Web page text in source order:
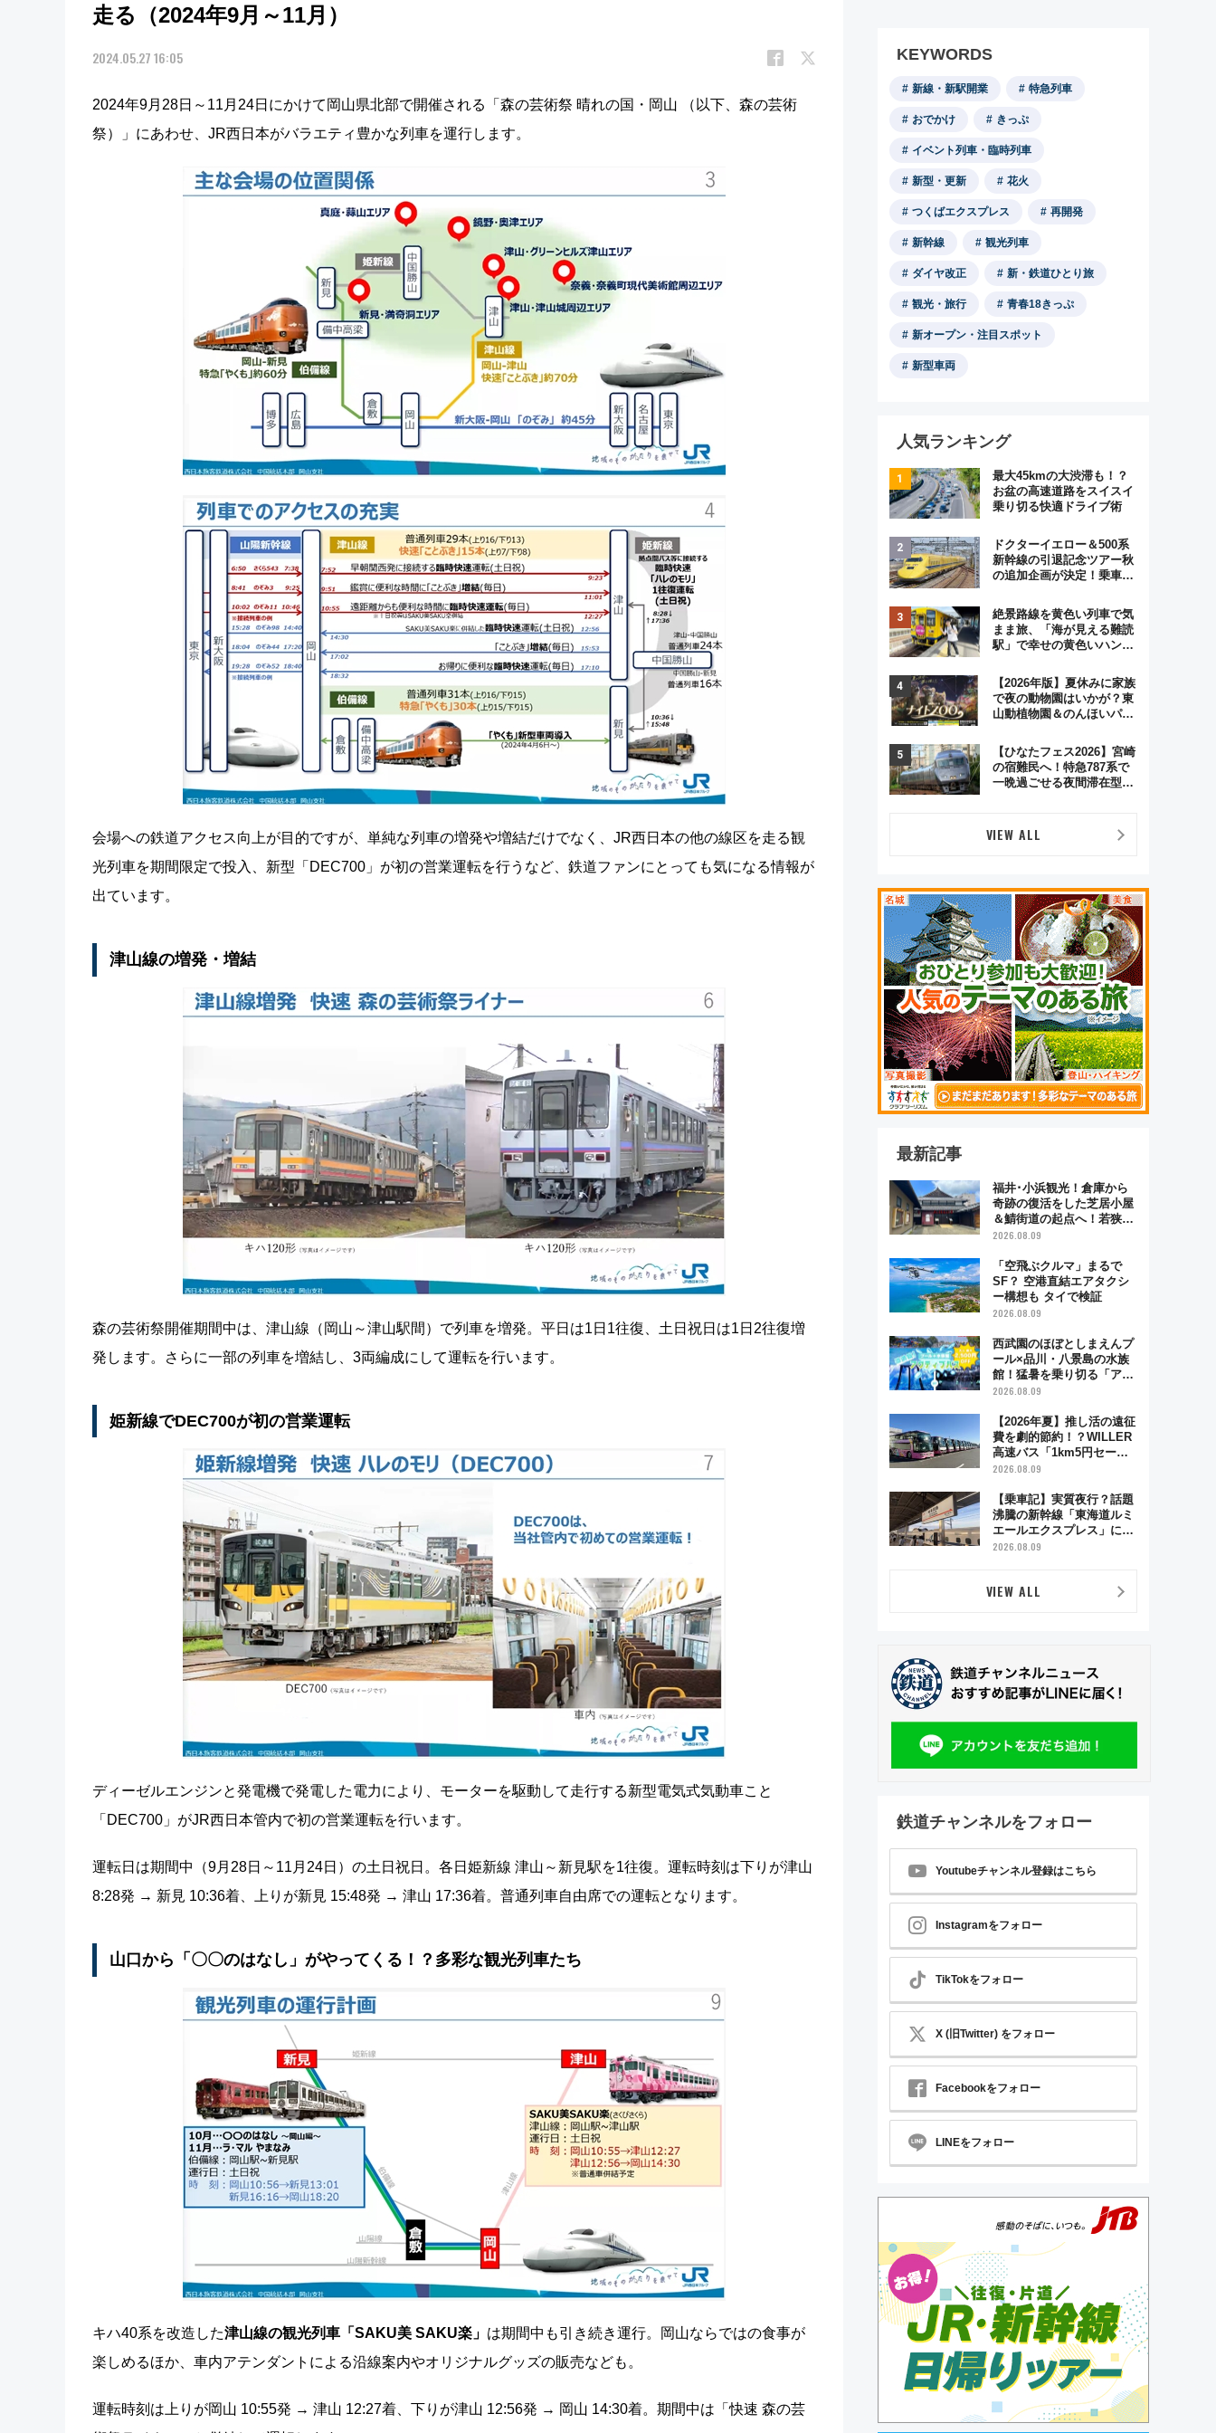
走る（2024年9月～11月）
2024.05.27 16:05
2024年9月28日～11月24日にかけて岡山県北部で開催される「森の芸術祭 晴れの国・岡山 （以下、森の芸術
祭）」にあわせ、JR西日本がバラエティ豊かな列車を運行します。
会場への鉄道アクセス向上が目的ですが、単純な列車の増発や増結だけでなく、JR西日本の他の線区を走る観
光列車を期間限定で投入、新型「DEC700」が初の営業運転を行うなど、鉄道ファンにとっても気になる情報が
出ています。
津山線の増発・増結
森の芸術祭開催期間中は、津山線（岡山～津山駅間）で列車を増発。平日は1日1往復、土日祝日は1日2往復増
発します。さらに一部の列車を増結し、3両編成にして運転を行います。
姫新線でDEC700が初の営業運転
ディーゼルエンジンと発電機で発電した電力により、モーターを駆動して走行する新型電気式気動車こと
「DEC700」がJR西日本管内で初の営業運転を行います。
運転日は期間中（9月28日～11月24日）の土日祝日。各日姫新線 津山～新見駅を1往復。運転時刻は下りが津山
8:28発 → 新見 10:36着、上りが新見 15:48発 → 津山 17:36着。普通列車自由席での運転となります。
山口から「〇〇のはなし」がやってくる！？多彩な観光列車たち
キハ40系を改造した津山線の観光列車「SAKU美 SAKU楽」 は期間中も引き続き運行。岡山ならではの食事が
楽しめるほか、車内アテンダントによる沿線案内やオリジナルグッズの販売なども。
運転時刻は上りが岡山 10:55発 → 津山 12:27着、下りが津山 12:56発 → 岡山 14:30着。期間中は「快速 森の芸
KEYWORDS
新線・新駅開業 特急列車
おでかけ きっぷ
イベント列車・臨時列車
新型・更新 花火
つくばエクスプレス 再開発
新幹線 観光列車
ダイヤ改正 新・鉄道ひとり旅
観光・旅行 青春18きっぷ
新オープン・注目スポット
新型車両
人気ランキング
最大45kmの大渋滞も！？
お盆の高速道路をスイスイ
乗り切る快適ドライブ術
ドクターイエロー＆500系
新幹線の引退記念ツアー秋
の追加企画が決定！乗車体
とめ
絶景路線を黄色い列車で気
まま旅、「海が見える難読
駅」で幸せの黄色いハンカ
とり旅」279回目の舞台は
「島原鉄道」
【2026年版】夏休みに家族
で夜の動物園はいかが？東
山動植物園＆のんほいパー
【ひなたフェス2026】宮崎
の宿難民へ！特急787系で
一晩過ごせる夜間滞在型イ
VIEW ALL
最新記事
福井･小浜観光！倉庫から
奇跡の復活をした芝居小屋
＆鯖街道の起点へ！若狭小
浜お魚センターでBBQ、老
グルメ散歩
2026.08.09
「空飛ぶクルマ」まるで
SF？ 空港直結エアタクシ
ー構想も タイで検証
2026.08.09
西武園のほぼとしまえんプ
ール×品川・八景島の水族
館！猛暑を乗り切る「アク
ティブパス」で夏休みをお
2026.08.09
【2026年夏】推し活の遠征
費を劇的節約！？WILLER
高速バス「1km5円セー
ル」やワンコイン温泉の最
路線まとめ
2026.08.09
【乗車記】実質夜行？話題
沸騰の新幹線「東海道ルミ
エールエクスプレス」に乗
車してみた 東京22時発、
らし過ぎる朝
2026.08.09
VIEW ALL
鉄道チャンネルをフォロー
Youtubeチャンネル登録はこちら
Instagramをフォロー
TikTokをフォロー
X (旧Twitter) をフォロー
Facebookをフォロー
LINEをフォロー